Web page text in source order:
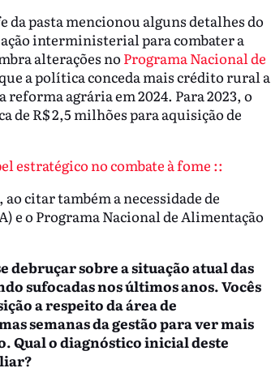
da pasta mencionou alguns detalhes do
ação interministerial para combater a
alterações no Programa Nacional de
a política conceda mais crédito rural a
agrária em 2024. Para 2023, o
de R$ 2,5 milhões para aquisição de
estratégico no combate à fome ::
citar também a necessidade de
e o Programa Nacional de Alimentação
debruçar sobre a situação atual das
sufocadas nos últimos anos. Vocês
a respeito da área de
semanas da gestão para ver mais
Qual o diagnóstico inicial deste